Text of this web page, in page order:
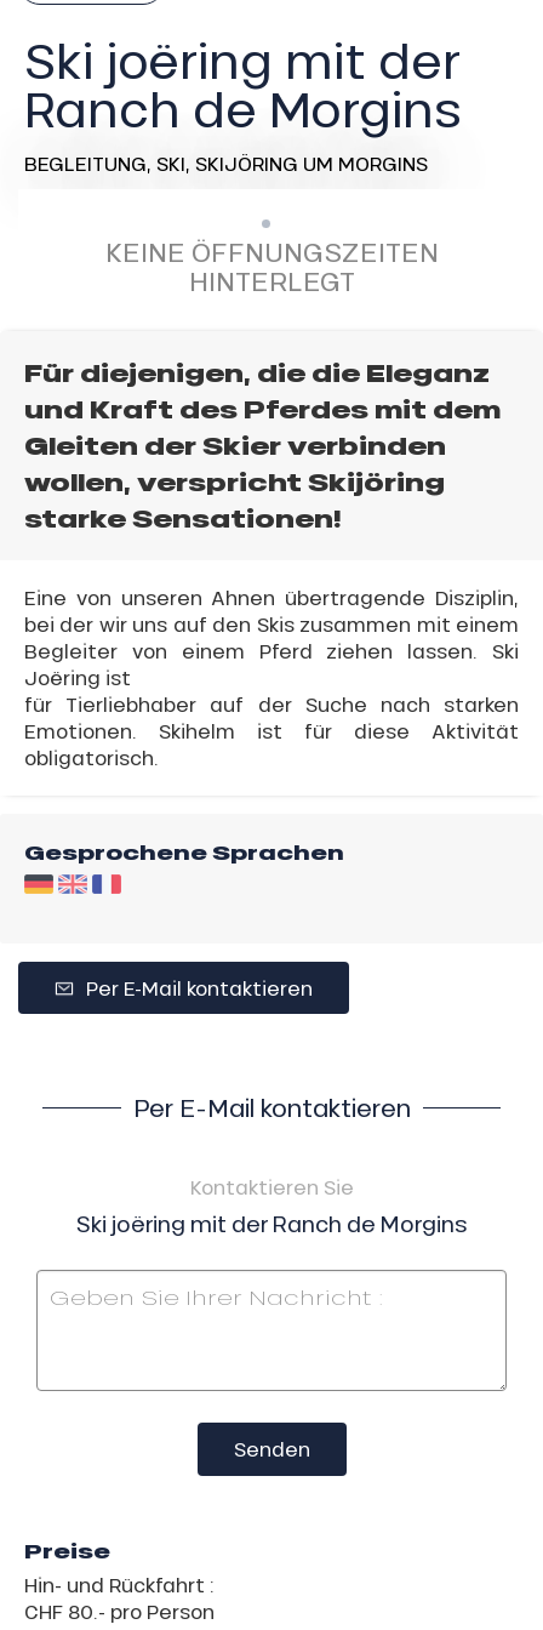
Ski joëring mit der
Ranch de Morgins
BEGLEITUNG, SKI, SKIJÖRING UM MORGINS
KEINE ÖFFNUNGSZEITEN
HINTERLEGT
Für diejenigen, die die Eleganz
und Kraft des Pferdes mit dem
Gleiten der Skier verbinden
wollen, verspricht Skijöring
starke Sensationen!
Eine von unseren Ahnen übertragende Disziplin,
bei der wir uns auf den Skis zusammen mit einem
Begleiter von einem Pferd ziehen lassen. Ski
Joëring ist
für Tierliebhaber auf der Suche nach starken
Emotionen. Skihelm ist für diese Aktivität
obligatorisch.
Gesprochene Sprachen
Per E-Mail kontaktieren
Per E-Mail kontaktieren
Kontaktieren Sie
Ski joëring mit der Ranch de Morgins
Senden
Preise
Hin- und Rückfahrt :
CHF 80.- pro Person